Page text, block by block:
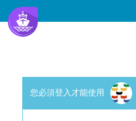
您必須登入才能使用